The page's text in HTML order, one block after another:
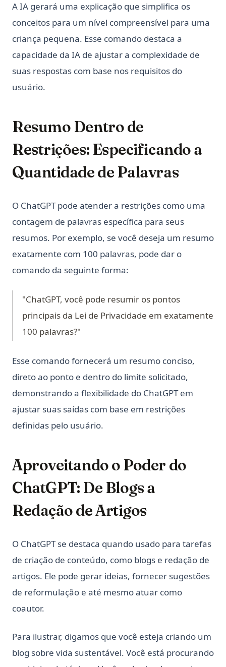
A IA gerará uma explicação que simplifica os
conceitos para um nível compreensível para uma
criança pequena. Esse comando destaca a
capacidade da IA de ajustar a complexidade de
suas respostas com base nos requisitos do
usuário.
Resumo Dentro de
Restrições: Especificando a
Quantidade de Palavras
O ChatGPT pode atender a restrições como uma
contagem de palavras específica para seus
resumos. Por exemplo, se você deseja um resumo
exatamente com 100 palavras, pode dar o
comando da seguinte forma:
"ChatGPT, você pode resumir os pontos
principais da Lei de Privacidade em exatamente
100 palavras?"
Esse comando fornecerá um resumo conciso,
direto ao ponto e dentro do limite solicitado,
demonstrando a flexibilidade do ChatGPT em
ajustar suas saídas com base em restrições
definidas pelo usuário.
Aproveitando o Poder do
ChatGPT: De Blogs a
Redação de Artigos
O ChatGPT se destaca quando usado para tarefas
de criação de conteúdo, como blogs e redação de
artigos. Ele pode gerar ideias, fornecer sugestões
de reformulação e até mesmo atuar como
coautor.
Para ilustrar, digamos que você esteja criando um
blog sobre vida sustentável. Você está procurando